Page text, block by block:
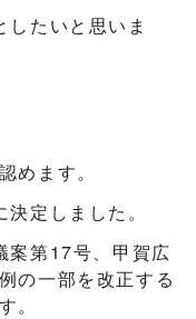
たいと思いま
ます。
定しました。
第17号、甲賀広
の一部を改正する
。